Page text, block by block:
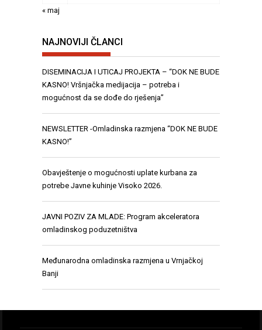
« maj
NAJNOVIJI ČLANCI
DISEMINACIJA I UTICAJ PROJEKTA – “DOK NE BUDE
KASNO! Vršnjačka medijacija – potreba i
mogućnost da se dođe do rješenja”
NEWSLETTER -Omladinska razmjena “DOK NE BUDE
KASNO!”
Obavještenje o mogućnosti uplate kurbana za
potrebe Javne kuhinje Visoko 2026.
JAVNI POZIV ZA MLADE: Program akceleratora
omladinskog poduzetništva
Međunarodna omladinska razmjena u Vrnjačkoj
Banji